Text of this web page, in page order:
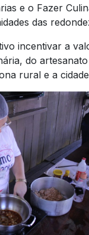
e o Fazer
das
incentivar a
do
rural e a